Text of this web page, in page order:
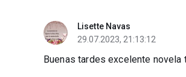
Lisette Navas
29.07.2023, 21:13:12
Buenas tardes excelente